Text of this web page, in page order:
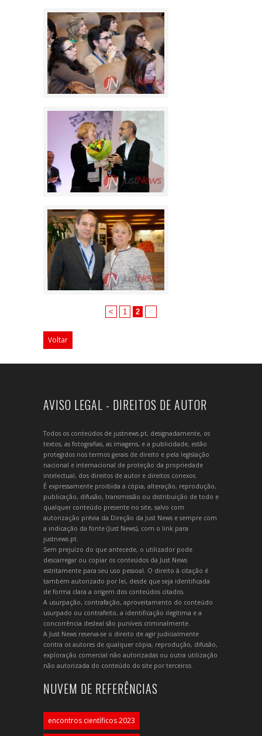
< 1 2 <
Voltar
AVISO LEGAL - DIREITOS DE AUTOR
Todos os conteúdos de justnews.pt, designadamente, os
textos, as fotografias, as imagens, e a publicidade, estão
protegidos nos termos gerais de direito e pela legislação
nacional e internacional de proteção da propriedade
intelectual, dos direitos de autor e direitos conexos.
É expressamente proibida a cópia, alteração, reprodução,
publicação, difusão, transmissão ou distribuição de todo e
qualquer conteúdo presente no site, salvo com
autorização prévia da Direção da Just News e sempre com
a indicação da fonte (Just News), com o link para
justnews.pt.
Sem prejuízo do que antecede, o utilizador pode
descarregar ou copiar os conteúdos da Just News
estritamente para seu uso pessoal. O direito à citação é
também autorizado por lei, desde que seja identificada
de forma clara a origem dos conteúdos citados.
A usurpação, contrafação, aproveitamento do conteúdo
usurpado ou contrafeito, a identificação ilegítima e a
concorrência desleal são puníveis criminalmente.
A Just News reserva-se o direito de agir judicialmente
contra os autores de qualquer cópia, reprodução, difusão,
exploração comercial não autorizadas ou outra utilização
não autorizada do conteúdo do site por terceiros.
NUVEM DE REFERÊNCIAS
encontros científicos 2023